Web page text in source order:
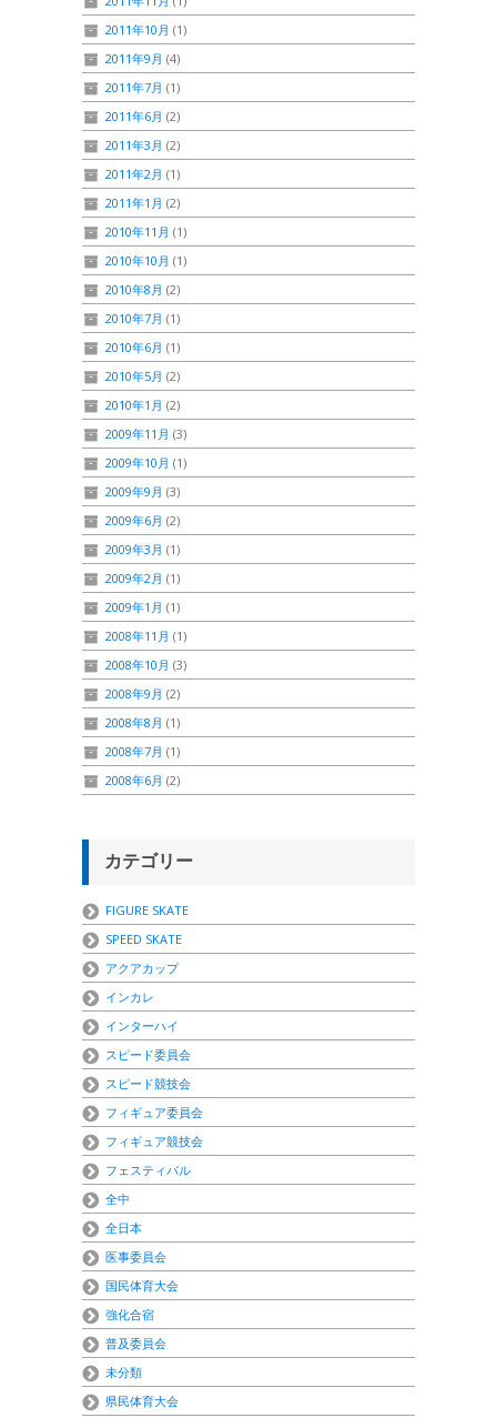
2011年10月 (1)
2011年9月 (4)
2011年7月 (1)
2011年6月 (2)
2011年3月 (2)
2011年2月 (1)
2011年1月 (2)
2010年11月 (1)
2010年10月 (1)
2010年8月 (2)
2010年7月 (1)
2010年6月 (1)
2010年5月 (2)
2010年1月 (2)
2009年11月 (3)
2009年10月 (1)
2009年9月 (3)
2009年6月 (2)
2009年3月 (1)
2009年2月 (1)
2009年1月 (1)
2008年11月 (1)
2008年10月 (3)
2008年9月 (2)
2008年8月 (1)
2008年7月 (1)
2008年6月 (2)
カテゴリー
FIGURE SKATE
SPEED SKATE
アクアカップ
インカレ
インターハイ
スピード委員会
スピード競技会
フィギュア委員会
フィギュア競技会
フェスティバル
全中
全日本
医事委員会
国民体育大会
強化合宿
普及委員会
未分類
県民体育大会